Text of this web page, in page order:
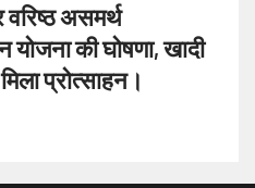
असमर्थ
योजना की घोषणा, खादी
प्रोत्साहन।